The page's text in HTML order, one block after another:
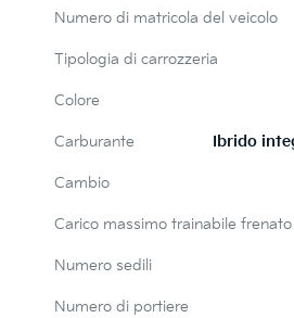
Numero di matricola del veicolo
Tipologia di carrozzeria
Colore
Carburante Ibrido
Cambio
Carico massimo trainabile frenato
Numero sedili
Numero di portiere